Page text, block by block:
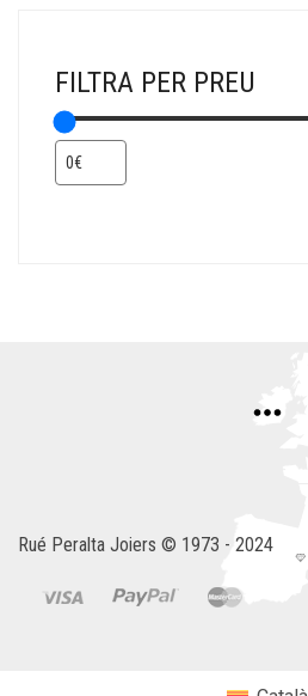
FILTRA PER PREU
Rué Peralta Joiers © 1973 - 2024